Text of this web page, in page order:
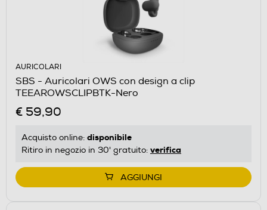
AURICOLARI
SBS - Auricolari OWS con design a clip
TEEAROWSCLIPBTK-Nero
€ 59,90
Acquisto online: disponibile
Ritiro in negozio in 30' gratuito: verifica
AGGIUNGI